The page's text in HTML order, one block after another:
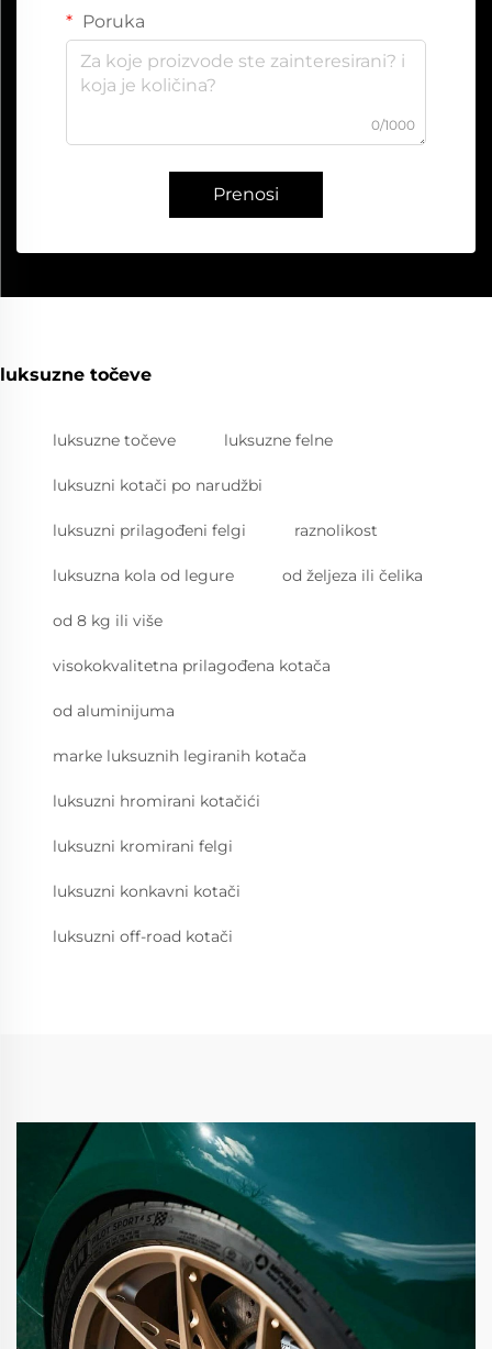
Poruka
0/1000
Prenosi
luksuzne točeve
luksuzne točeve luksuzne felne
luksuzni kotači po narudžbi
luksuzni prilagođeni felgi raznolikost
luksuzna kola od legure od željeza ili čelika
od 8 kg ili više
visokokvalitetna prilagođena kotača
od aluminijuma
marke luksuznih legiranih kotača
luksuzni hromirani kotačići
luksuzni kromirani felgi
luksuzni konkavni kotači
luksuzni off-road kotači